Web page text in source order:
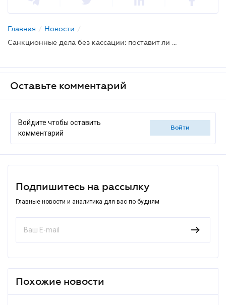
Главная / Новости /
Санкционные дела без кассации: поставит ли Большая Палата точку?
Оставьте комментарий
Войдите чтобы оставить
комментарий
войти
Подпишитесь на рассылку
Главные новости и аналитика для вас по будням
Похожие новости